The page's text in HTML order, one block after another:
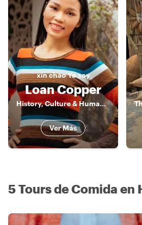
xin chàoYo soy
Loan Copper
History, Culture & Human Stories of Vietnam
Ver Más
5 Tours de Comida en